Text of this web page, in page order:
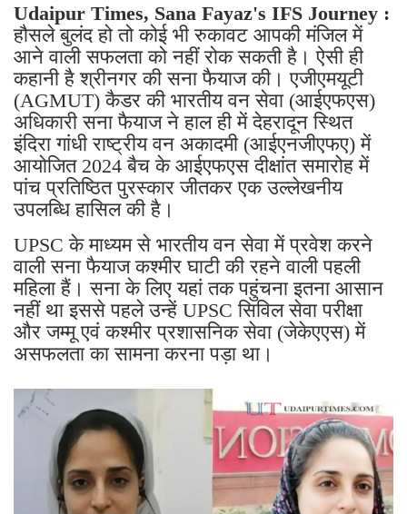
Udaipur Times, Sana Fayaz's IFS Journey :
हौसले बुलंद हो तो कोई भी रुकावट आपकी मंजिल में
आने वाली सफलता को नहीं रोक सकती है। ऐसी ही
कहानी है श्रीनगर की सना फैयाज की। एजीएमयूटी
(AGMUT) कैडर की भारतीय वन सेवा (आईएफएस)
अधिकारी सना फैयाज ने हाल ही में देहरादून स्थित
इंदिरा गांधी राष्ट्रीय वन अकादमी (आईएनजीएफए) में
आयोजित 2024 बैच के आईएफएस दीक्षांत समारोह में
पांच प्रतिष्ठित पुरस्कार जीतकर एक उल्लेखनीय
उपलब्धि हासिल की है।
UPSC के माध्यम से भारतीय वन सेवा में प्रवेश करने
वाली सना फैयाज कश्मीर घाटी की रहने वाली पहली
महिला हैं। सना के लिए यहां तक पहुंचना इतना आसान
नहीं था इससे पहले उन्हें UPSC सिविल सेवा परीक्षा
और जम्मू एवं कश्मीर प्रशासनिक सेवा (जेकेएएस) में
असफलता का सामना करना पड़ा था।